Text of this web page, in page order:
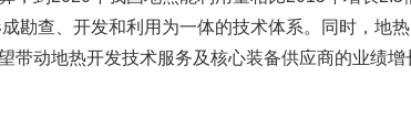
勘查、开发和利用为一体的技术体系。同时，地
带动地热开发技术服务及核心装备供应商的业绩增